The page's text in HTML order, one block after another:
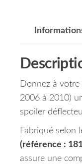
Donnez à votre
2006 à 2010)
spoiler
Fabriqué selon
(référence :
assure une